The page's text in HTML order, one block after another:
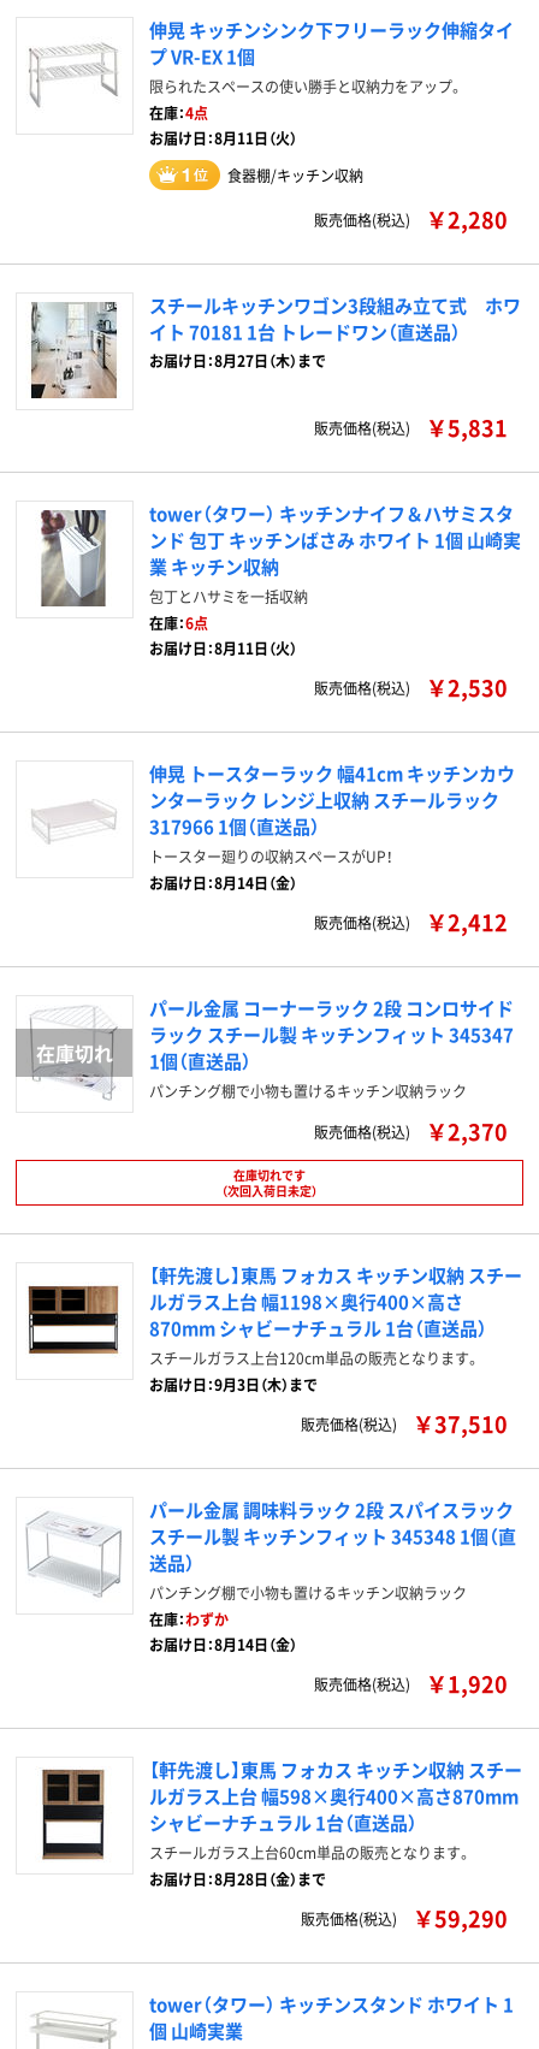
伸晃 キッチンシンク下フリーラック伸縮タイ
プ VR-EX 1個
限られたスペースの使い勝手と収納力をアップ。
在庫：4点
お届け日：8月11日（火）
食器棚/キッチン収納
販売価格(税込) ￥2,280
スチールキッチンワゴン3段組み立て式 ホワ
イト 70181 1台 トレードワン（直送品）
お届け日：8月27日（木）まで
販売価格(税込) ￥5,831
tower（タワー） キッチンナイフ＆ハサミスタ
ンド 包丁 キッチンばさみ ホワイト 1個 山崎実
業 キッチン収納
包丁とハサミを一括収納
在庫：6点
お届け日：8月11日（火）
販売価格(税込)
￥2,530
伸晃 トースターラック 幅41cm キッチンカウ
ンターラック レンジ上収納 スチールラック
317966 1個（直送品）
トースター廻りの収納スペースがUP！
お届け日：8月14日（金）
販売価格(税込)
￥2,412
パール金属 コーナーラック 2段 コンロサイド
ラック スチール製 キッチンフィット 345347
1個（直送品）
パンチング棚で小物も置けるキッチン収納ラック
販売価格(税込)
￥2,370
在庫切れです
（次回入荷日未定）
【軒先渡し】東馬 フォカス キッチン収納 スチー
ルガラス上台 幅1198×奥行400×高さ
870mm シャビーナチュラル 1台（直送品）
スチールガラス上台120cm単品の販売となります。
お届け日：9月3日（木）まで
販売価格(税込)
￥37,510
パール金属 調味料ラック 2段 スパイスラック
スチール製 キッチンフィット 345348 1個（直
送品）
パンチング棚で小物も置けるキッチン収納ラック
在庫：わずか
お届け日：8月14日（金）
販売価格(税込)
￥1,920
【軒先渡し】東馬 フォカス キッチン収納 スチー
ルガラス上台 幅598×奥行400×高さ870mm
シャビーナチュラル 1台（直送品）
スチールガラス上台60cm単品の販売となります。
お届け日：8月28日（金）まで
販売価格(税込)
￥59,290
tower（タワー） キッチンスタンド ホワイト 1
個 山崎実業